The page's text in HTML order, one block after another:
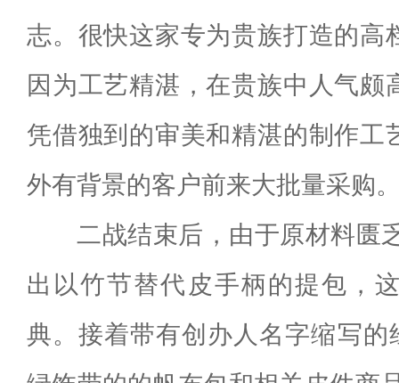
志。很快这家专为贵族打造的高
因为工艺精湛，在贵族中人气颇
凭借独到的审美和精湛的制作工
外有背景的客户前来大批量采购
二战结束后，由于原材料匮
出以竹节替代皮手柄的提包，
典。接着带有创办人名字缩写